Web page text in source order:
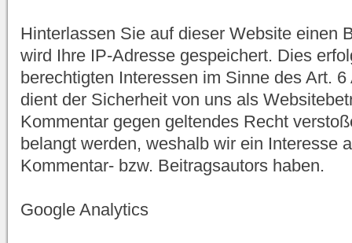
Hinterlassen Sie auf dieser Website einen
wird Ihre IP-Adresse gespeichert. Dies
berechtigten Interessen im Sinne des Art.
dient der Sicherheit von uns als
Kommentar gegen geltendes Recht
belangt werden, weshalb wir ein Interesse
Kommentar- bzw. Beitragsautors haben.
Google Analytics